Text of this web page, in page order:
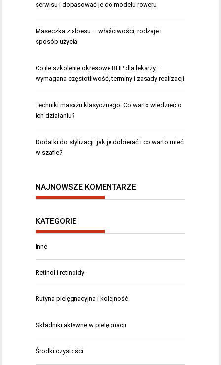
serwisu i dopasować je do modelu roweru
Maseczka z aloesu – właściwości, rodzaje i
sposób użycia
Co ile szkolenie okresowe BHP dla lekarzy –
wymagana częstotliwość, terminy i zasady realizacji
Techniki masażu klasycznego: Co warto wiedzieć o
ich działaniu?
Dodatki do stylizacji: jak je dobierać i co warto mieć
w szafie?
NAJNOWSZE KOMENTARZE
KATEGORIE
Inne
Retinol i retinoidy
Rutyna pielęgnacyjna i kolejność
Składniki aktywne w pielęgnacji
Środki czystości